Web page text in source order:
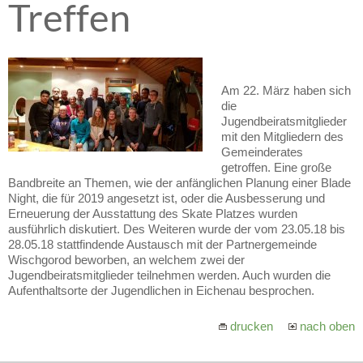
Treffen
Am 22. März haben sich
die
Jugendbeiratsmitglieder
mit den Mitgliedern des
Gemeinderates
getroffen. Eine große
Bandbreite an Themen, wie der anfänglichen Planung einer Blade
Night, die für 2019 angesetzt ist, oder die Ausbesserung und
Erneuerung der Ausstattung des Skate Platzes wurden
ausführlich diskutiert. Des Weiteren wurde der vom 23.05.18 bis
28.05.18 stattfindende Austausch mit der Partnergemeinde
Wischgorod beworben, an welchem zwei der
Jugendbeiratsmitglieder teilnehmen werden. Auch wurden die
Aufenthaltsorte der Jugendlichen in Eichenau besprochen.
drucken nach oben